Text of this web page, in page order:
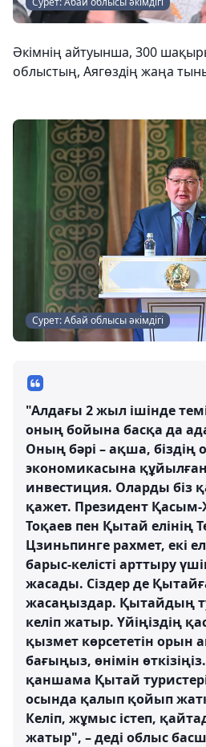
Әкімнің айтуынша, 300
облыстың, Аягөздің жаңа
Сурет: Абай облысы әкімдігі
"Алдағы 2 жыл ішінде
оның бойына басқа да
Оның бәрі – ақша,
экономикасына
инвестиция. Оларды біз
қажет. Президент
Тоқаев пен Қытай елінің
Цзиньпинге рахмет, екі
барыс-келісті арттыру
жасады. Сіздер де
жасаңыздар. Қытайдың
келіп жатыр. Үйіңіздің
қызмет көрсететін
бағыңыз, өнімін
қаншама Қытай
осында қалып қойып
Келіп, жұмыс істеп,
жатыр", – деді облыс